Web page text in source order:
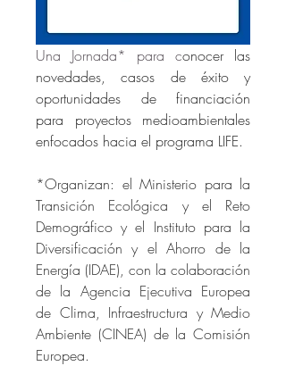
Una Jornada* para conocer las
novedades, casos de éxito y
oportunidades de financiación
para proyectos medioambientales
enfocados hacia el programa LIFE.
*Organizan: el Ministerio para la
Transición Ecológica y el Reto
Demográfico y el Instituto para la
Diversificación y el Ahorro de la
Energía (IDAE), con la colaboración
de la Agencia Ejecutiva Europea
de Clima, Infraestructura y Medio
Ambiente (CINEA) de la Comisión
Europea.